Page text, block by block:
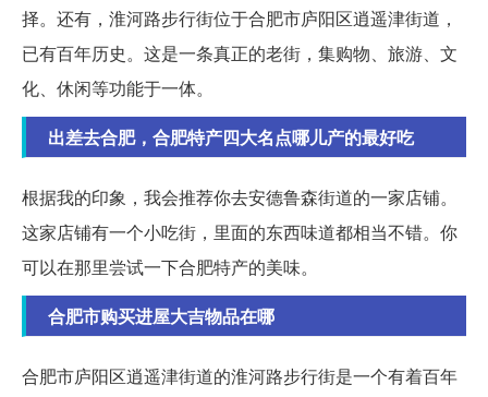
择。还有，淮河路步行街位于合肥市庐阳区逍遥津街道，
已有百年历史。这是一条真正的老街，集购物、旅游、文
化、休闲等功能于一体。
出差去合肥，合肥特产四大名点哪儿产的最好吃
根据我的印象，我会推荐你去安德鲁森街道的一家店铺。
这家店铺有一个小吃街，里面的东西味道都相当不错。你
可以在那里尝试一下合肥特产的美味。
合肥市购买进屋大吉物品在哪
合肥市庐阳区逍遥津街道的淮河路步行街是一个有着百年